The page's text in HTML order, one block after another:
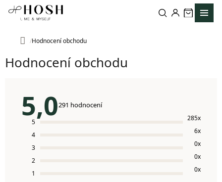
Přejít
Domů
Hodnocení obchodu
Hodnocení obchodu
5,0Průměrné
291 hodnocení
5
285x
4
6x
3
0x
2
0x
1
0x